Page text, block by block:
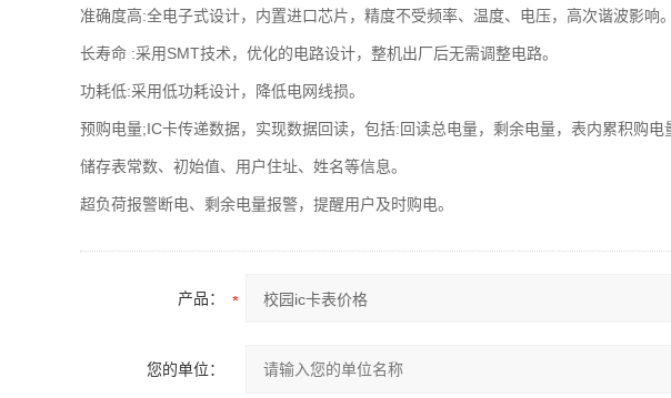
准确度高:全电子式设计，内置进口芯片，精度不受频率、温度、电压，高次谐波影响。
长寿命 :采用SMT技术，优化的电路设计，整机出厂后无需调整电路。
功耗低:采用低功耗设计，降低电网线损。
预购电量;IC卡传递数据，实现数据回读，包括:回读总电量，剩余电量，表内累积购电
储存表常数、初始值、用户住址、姓名等信息。
超负荷报警断电、剩余电量报警，提醒用户及时购电。
产品：
您的单位：